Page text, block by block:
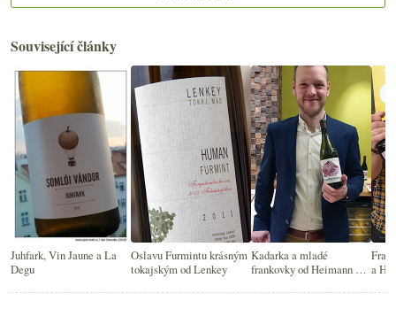
Související články
Juhfark, Vin Jaune a La
Degu
Oslavu Furmintu krásným
tokajským od Lenkey
Kadarka a mladé
frankovky od Heimann &
a